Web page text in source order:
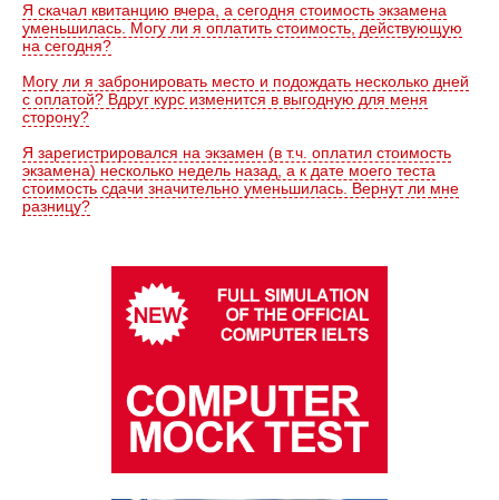
Я скачал квитанцию вчера, а сегодня стоимость экзамена
уменьшилась. Могу ли я оплатить стоимость, действующую
на сегодня?
Могу ли я забронировать место и подождать несколько дней
с оплатой? Вдруг курс изменится в выгодную для меня
сторону?
Я зарегистрировался на экзамен (в т.ч. оплатил стоимость
экзамена) несколько недель назад, а к дате моего теста
стоимость сдачи значительно уменьшилась. Вернут ли мне
разницу?